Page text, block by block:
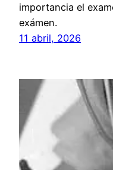
importancia el
exámen.
11 abril, 2026